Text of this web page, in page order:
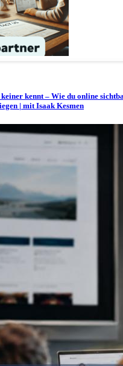
kennt – Wie du online
| mit Isaak Kesmen